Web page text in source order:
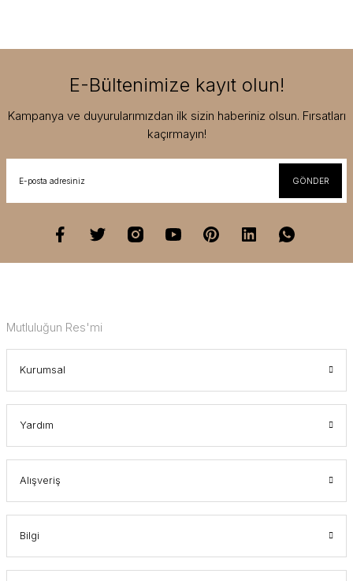
E-Bültenimize kayıt olun!
Kampanya ve duyurularımızdan ilk sizin haberiniz olsun. Fırsatları
kaçırmayın!
GÖNDER
Mutluluğun Res'mi
Kurumsal
Yardım
Alışveriş
Bilgi